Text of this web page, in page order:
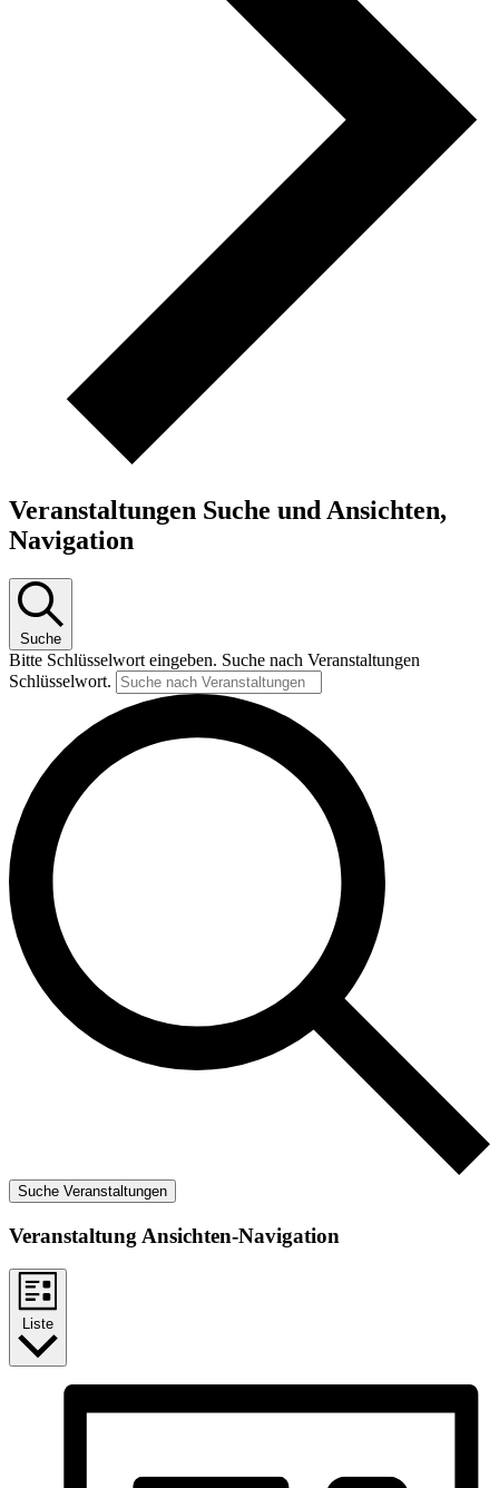
Veranstaltungen Suche und Ansichten,
Navigation
Suche
Bitte Schlüsselwort eingeben. Suche nach Veranstaltungen
Schlüsselwort.
Suche Veranstaltungen
Veranstaltung Ansichten-Navigation
Liste